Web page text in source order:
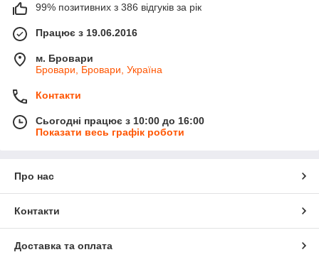
99% позитивних з 386 відгуків за рік
Працює з 19.06.2016
м. Бровари
Бровари, Бровари, Україна
Контакти
Сьогодні працює з 10:00 до 16:00
Показати весь графік роботи
Про нас
Контакти
Доставка та оплата